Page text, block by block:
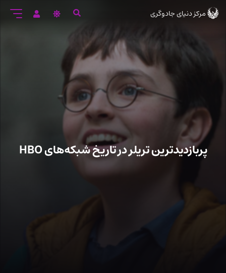
ورود
مرکز دنیای جادوگری
پربازدیدترین تریلر در تاریخ شبکه‌های HBO